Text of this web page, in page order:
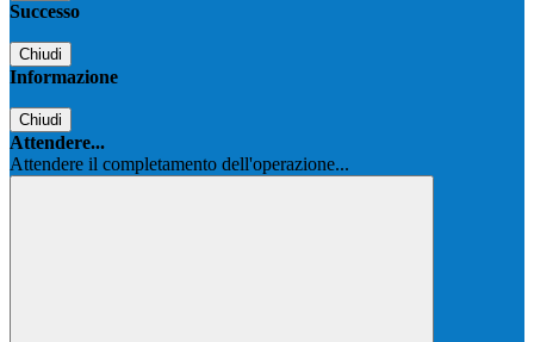
Successo
Chiudi
Informazione
Chiudi
Attendere...
Attendere il completamento dell'operazione...